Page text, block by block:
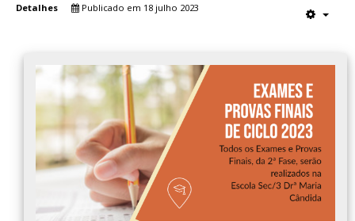
Detalhes Publicado em 18 julho 2023